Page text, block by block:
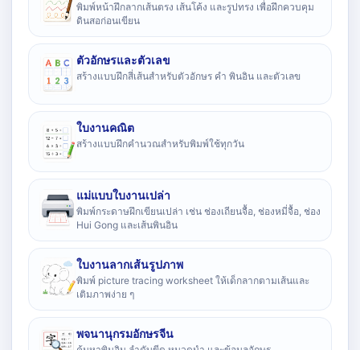
พิมพ์หน้าฝึกลากเส้นตรง เส้นโค้ง และรูปทรง เพื่อฝึกควบคุม
ดินสอก่อนเขียน
ตัวอักษรและตัวเลข
สร้างแบบฝึกสี่เส้นสำหรับตัวอักษร คำ พินอิน และตัวเลข
ใบงานคณิต
สร้างแบบฝึกคำนวณสำหรับพิมพ์ใช้ทุกวัน
แม่แบบใบงานเปล่า
พิมพ์กระดาษฝึกเขียนเปล่า เช่น ช่องเถียนจื้อ, ช่องหมี่จื้อ, ช่อง
Hui Gong และเส้นพินอิน
ใบงานลากเส้นรูปภาพ
พิมพ์ picture tracing worksheet ให้เด็กลากตามเส้นและ
เติมภาพง่าย ๆ
พจนานุกรมอักษรจีน